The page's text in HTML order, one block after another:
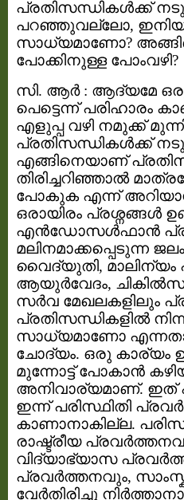
പ്രതിസന്ധികള്‍ക്ക്
പറഞ്ഞുവല്ലോ,
സാധ്യമാണോ?
പോക്കിനുള്ള പോംവഴി?
സി. ആര്‍ : ആദ്യമേ ഒരു
പെട്ടെന്ന് പരിഹാരം
എളുപ്പ വഴി നമുക്ക്
പ്രതിസന്ധികള്‍ക്ക്‌
എങ്ങിനെയാണ്
തിരിച്ചറിഞ്ഞാല്‍
പോകുക എന്ന്
ഒരായിരം പ്രശ്നങ്ങള്‍
എന്‍ഡോസള്‍ഫാന്‍
മലിനമാക്കപ്പെടുന്ന
വൈദ്യുതി, മാലിന്യം
ആയുര്‍വേദം,
സര്‍വ മേഖലകളിലും
പ്രതിസന്ധികളില്‍
സാധ്യമാണോ
ചോദ്യം. ഒരു കാര്യം
മുന്നോട്ട് പോകാന്‍
അനിവാര്യമാണ്. ഇത്
ഇന്ന് പരിസ്ഥിതി
കാണാനാകില്ല.
രാഷ്ട്രീയ
വിദ്യാഭ്യാസ
പ്രവര്‍ത്തനവും,
വേര്‍തിരിച്ചു